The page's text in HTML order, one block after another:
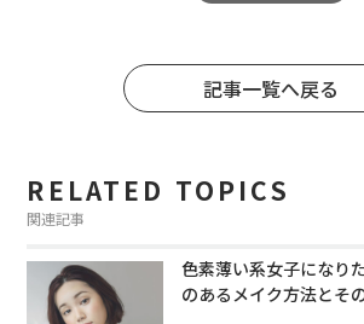
記事一覧へ戻る
RELATED TOPICS
関連記事
色素薄い系女子になり
のあるメイク方法とそ